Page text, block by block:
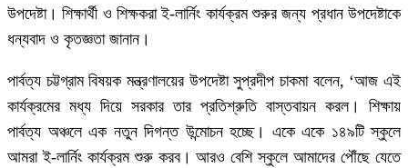
উপদেষ্টা। শিক্ষার্থী ও শিক্ষকরা ই-লার্নিং কার্যক্রম শুরুর জন্য প্রধান উপদেষ্টাকে
ধন্যবাদ ও কৃতজ্ঞতা জানান।
পার্বত্য চট্টগ্রাম বিষয়ক মন্ত্রণালয়ের উপদেষ্টা সুপ্রদীপ চাকমা বলেন, ‘আজ এই
কার্যক্রমের মধ্য দিয়ে সরকার তার প্রতিশ্রুতি বাস্তবায়ন করল। শিক্ষায়
পার্বত্য অঞ্চলে এক নতুন দিগন্ত উন্মোচন হচ্ছে। একে একে ১৪৯টি স্কুলে
আমরা ই-লার্নিং কার্যক্রম শুরু করব। আরও বেশি স্কুলে আমাদের পৌঁছে যেতে